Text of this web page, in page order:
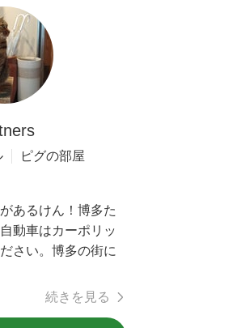
ピグの部屋
あるけん！博多た
車はカーポリッ
さい。博多の街に
続きを見る